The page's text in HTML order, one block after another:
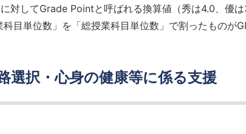
対してGrade Pointと呼ばれる換算値（秀は4.0、優
目単位数」を「総授業科目単位数」で割ったものが
選択・心身の健康等に係る支援